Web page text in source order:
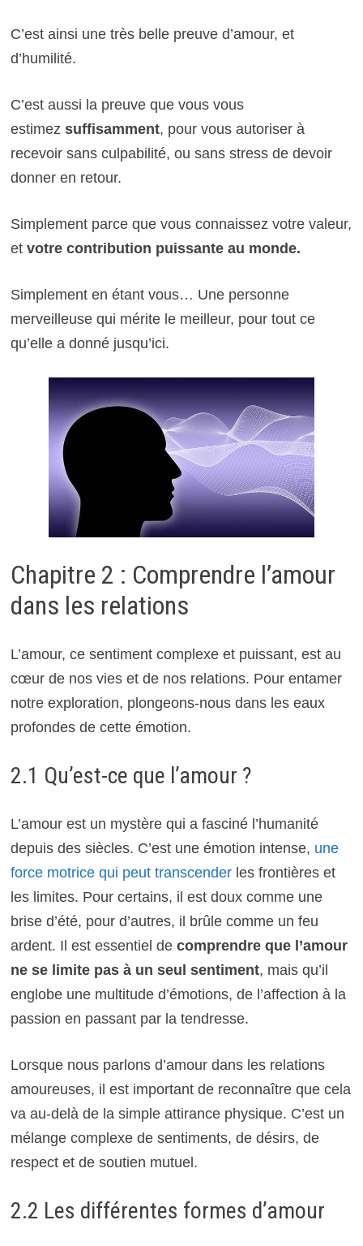
C’est ainsi une très belle preuve d’amour, et
d’humilité.
C’est aussi la preuve que vous vous
estimez suffisamment, pour vous autoriser à
recevoir sans culpabilité, ou sans stress de devoir
donner en retour.
Simplement parce que vous connaissez votre valeur,
et votre contribution puissante au monde.
Simplement en étant vous… Une personne
merveilleuse qui mérite le meilleur, pour tout ce
qu’elle a donné jusqu’ici.
Chapitre 2 : Comprendre l’amour
dans les relations
L’amour, ce sentiment complexe et puissant, est au
cœur de nos vies et de nos relations. Pour entamer
notre exploration, plongeons-nous dans les eaux
profondes de cette émotion.
2.1 Qu’est-ce que l’amour ?
L’amour est un mystère qui a fasciné l’humanité
depuis des siècles. C’est une émotion intense, une
force motrice qui peut transcenderles frontières et
les limites. Pour certains, il est doux comme une
brise d’été, pour d’autres, il brûle comme un feu
ardent. Il est essentiel de comprendre que l’amour
ne se limite pas à un seul sentiment, mais qu’il
englobe une multitude d’émotions, de l’affection à la
passion en passant par la tendresse.
Lorsque nous parlons d’amour dans les relations
amoureuses, il est important de reconnaître que cela
va au-delà de la simple attirance physique. C’est un
mélange complexe de sentiments, de désirs, de
respect et de soutien mutuel.
2.2 Les différentes formes d’amour